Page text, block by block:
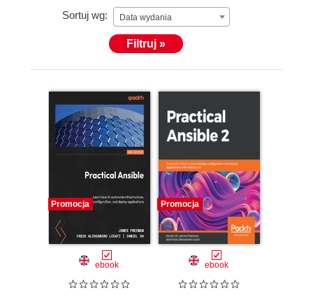
Sortuj wg: Data wydania
Filtruj »
Promocja
ebook
Promocja
ebook